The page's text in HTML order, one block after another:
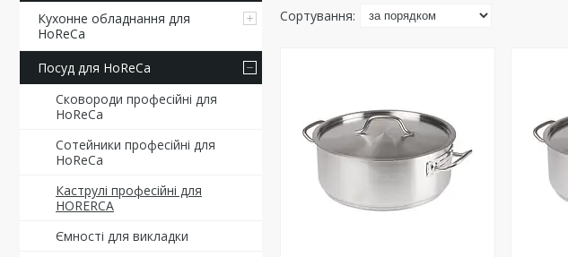
Кухонне обладнання для
HoReCa
Посуд для HoReCa
Сковороди професійні для
HoReCa
Сотейники професійні для
HoReCa
Каструлі професійні для
HORERCA
Ємності для викладки